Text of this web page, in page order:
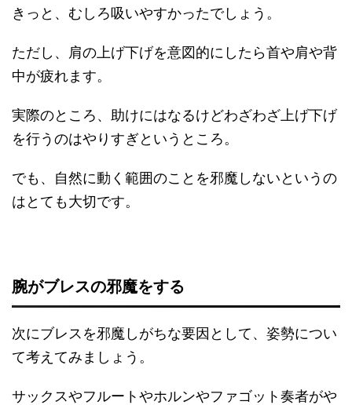
きっと、むしろ吸いやすかったでしょう。
ただし、肩の上げ下げを意図的にしたら首や肩や背
中が疲れます。
実際のところ、助けにはなるけどわざわざ上げ下げ
を行うのはやりすぎというところ。
でも、自然に動く範囲のことを邪魔しないというの
はとても大切です。
腕がブレスの邪魔をする
次にブレスを邪魔しがちな要因として、姿勢につい
て考えてみましょう。
サックスやフルートやホルンやファゴット奏者がや